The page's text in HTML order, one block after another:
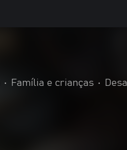
• Família e crianças •